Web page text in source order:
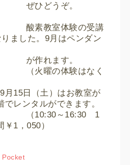
うぞ。
体験の受講
ました。9月はペンダン
ます。
体験はなく
15日（土）はお教室が
レンタルができます。
～16:30 1
1，050）
Pocket